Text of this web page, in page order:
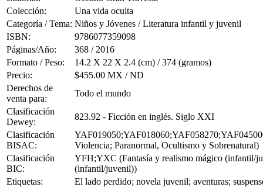
Colección:
Una vida oculta
Categoría / Tema: Niños y Jóvenes / Literatura infantil y juvenil
ISBN:
9786077359098
Páginas/Año:
368 / 2016
Formato / Peso:
14.2 X 22 X 2.4 (cm) / 374 (gramos)
Precio:
$455.00 MX / ND
Derechos de
venta para:
Todo el mundo
Clasificación
Dewey:
823.92 - Ficción en inglés. Siglo XXI
Clasificación
BISAC:
Violencia; Paranormal, Ocultismo y Sobrenatural)
Clasificación
BIC:
YFH;YXC (Fantasía y realismo mágico (infantil/
(infantil/juvenil))
Etiquetas:
El lado perdido; novela juvenil; aventuras;